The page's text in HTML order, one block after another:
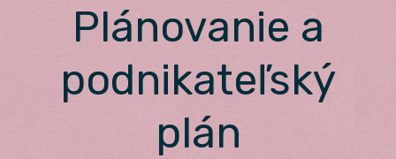
Plánovanie a
podnikateľský
plán